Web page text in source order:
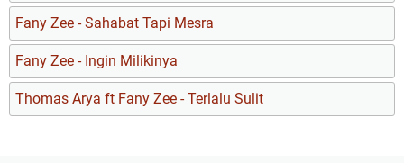
Fany Zee - Sahabat Tapi Mesra
Fany Zee - Ingin Milikinya
Thomas Arya ft Fany Zee - Terlalu Sulit